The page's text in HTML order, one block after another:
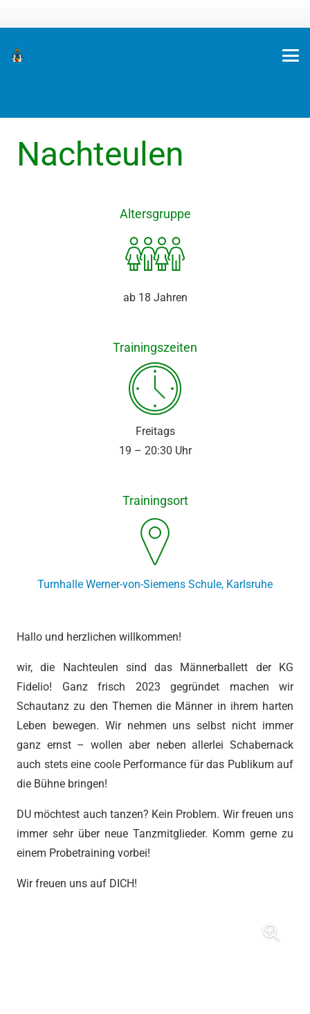
Nachteulen
Altersgruppe
ab 18 Jahren
Trainingszeiten
Freitags
19 – 20:30 Uhr
Trainingsort
Turnhalle Werner-von-Siemens Schule, Karlsruhe
Hallo und herzlichen willkommen!
wir, die Nachteulen sind das Männerballett der KG
Fidelio! Ganz frisch 2023 gegründet machen wir
Schautanz zu den Themen die Männer in ihrem harten
Leben bewegen. Wir nehmen uns selbst nicht immer
ganz ernst – wollen aber neben allerlei Schabernack
auch stets eine coole Performance für das Publikum auf
die Bühne bringen!
DU möchtest auch tanzen? Kein Problem. Wir freuen uns
immer sehr über neue Tanzmitglieder. Komm gerne zu
einem Probetraining vorbei!
Wir freuen uns auf DICH!